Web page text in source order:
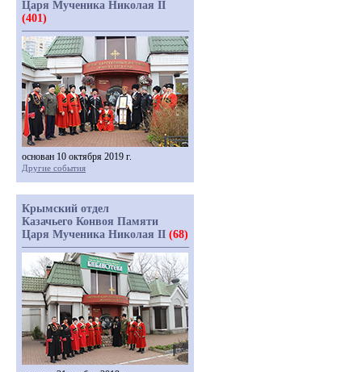
Царя Мученика Николая II
(401)
основан 10 октября 2019 г.
Другие события
Крымский отдел
Казачьего Конвоя Памяти
Царя Мученика Николая II (68)